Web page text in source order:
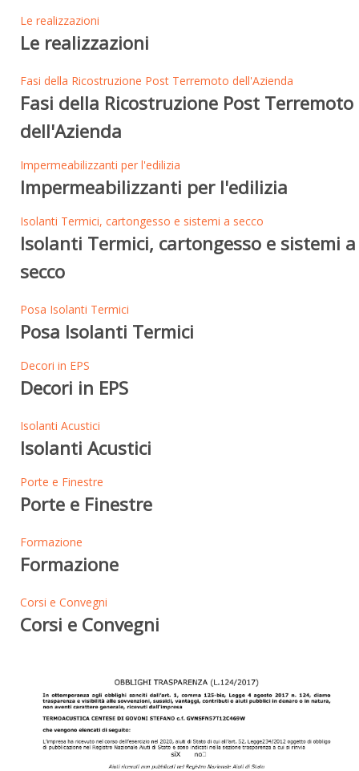
Le realizzazioni
Le realizzazioni
Fasi della Ricostruzione Post Terremoto dell'Azienda
Fasi della Ricostruzione Post Terremoto
dell'Azienda
Impermeabilizzanti per l'edilizia
Impermeabilizzanti per l'edilizia
Isolanti Termici, cartongesso e sistemi a secco
Isolanti Termici, cartongesso e sistemi a
secco
Posa Isolanti Termici
Posa Isolanti Termici
Decori in EPS
Decori in EPS
Isolanti Acustici
Isolanti Acustici
Porte e Finestre
Porte e Finestre
Formazione
Formazione
Corsi e Convegni
Corsi e Convegni